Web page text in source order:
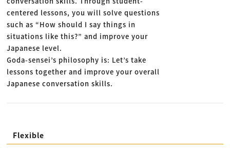
centered lessons, you will solve questions
such as “How should I say things in
situations like this?” and improve your
Japanese level.
Goda-sensei’s philosophy is: Let’s take
lessons together and improve your overall
Japanese conversation skills.
Flexible